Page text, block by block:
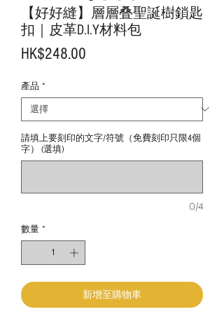
【好好縫】層層叠聖誕樹鎖匙
扣｜皮革D.I.Y材料包
HK$248.00
產品 *
請填上要刻印的文字/符號（免費刻印只限4個
字） (選填)
0/4
數量 *
新增至購物車